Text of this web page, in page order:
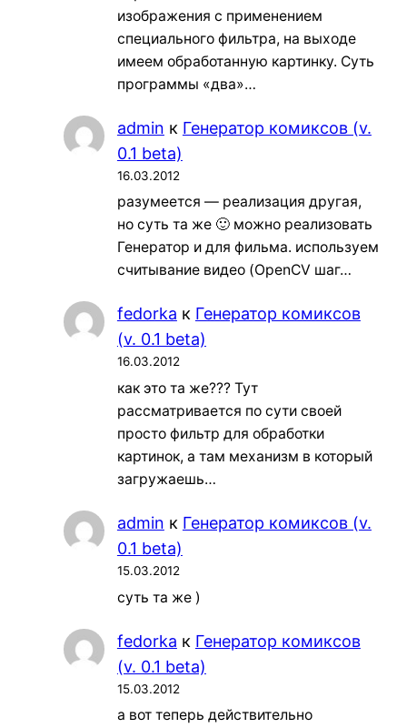
изображения с применением
специального фильтра, на выходе
имеем обработанную картинку. Суть
программы «два»…
admin к Генератор комиксов (v.
0.1 beta)
16.03.2012
разумеется — реализация другая,
но суть та же 🙂 можно реализовать
Генератор и для фильма. используем
считывание видео (OpenCV шаг…
fedorka к Генератор комиксов
(v. 0.1 beta)
16.03.2012
как это та же??? Тут
рассматривается по сути своей
просто фильтр для обработки
картинок, а там механизм в который
загружаешь…
admin к Генератор комиксов (v.
0.1 beta)
15.03.2012
суть та же )
fedorka к Генератор комиксов
(v. 0.1 beta)
15.03.2012
а вот теперь действительно